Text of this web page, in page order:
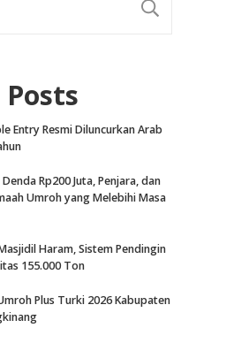
Entry Resmi Diluncurkan Arab
Rp200 Juta, Penjara, dan
Umroh yang Melebihi Masa
Haram, Sistem Pendingin
155.000 Ton
Plus Turki 2026 Kabupaten